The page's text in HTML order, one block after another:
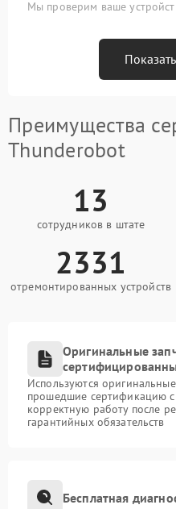
Мы проверим ваше
Преимущества
Thunderobot
13
сотрудников в штате
2331
отремонтированных устройств
Оригинальные
Используются
прошедшие сертификацию
корректную работу после
гарантийных обязательств
Бесплатная